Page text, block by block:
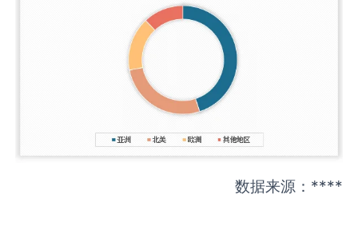
数据来源：****